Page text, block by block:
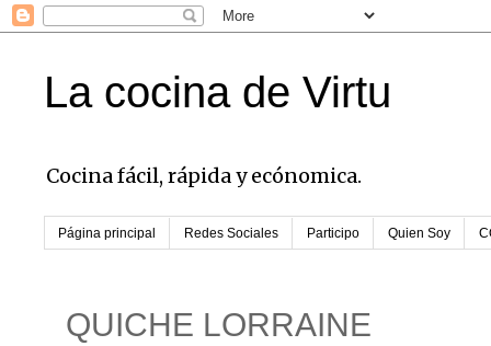
La cocina de Virtu
Cocina fácil, rápida y ecónomica.
Página principal Redes Sociales Participo Quien Soy
QUICHE LORRAINE